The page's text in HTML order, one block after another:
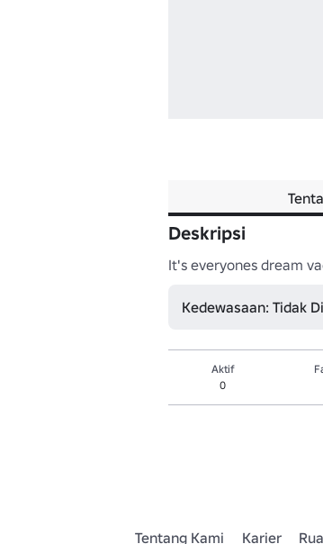
Deskripsi
It's everyones dream
Kedewasaan: Tidak
Aktif
0
Tentang Kami Karier